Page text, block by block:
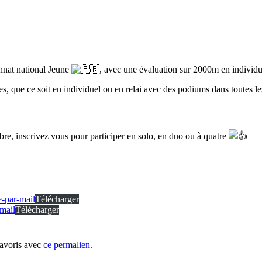
national Jeune , avec une évaluation sur 2000m en
que ce soit en individuel ou en relai avec des podiums dans toutes
inscrivez vous pour participer en solo, en duo ou à quatre
par-mailTélécharger
Télécharger
avec ce permalien.